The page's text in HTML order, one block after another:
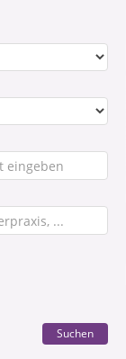
Suchen